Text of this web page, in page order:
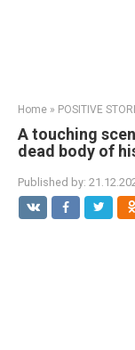
Home » POSITIVE
A touching
dead body of
Published by: